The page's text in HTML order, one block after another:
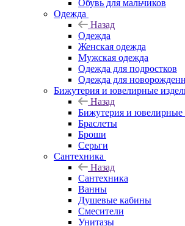
Обувь для мальчиков
Одежда
Назад
Одежда
Женская одежда
Мужская одежда
Одежда для подростков
Одежда для
Бижутерия и ювелирные
Назад
Бижутерия и ювелирные
Браслеты
Броши
Серьги
Сантехника
Назад
Сантехника
Ванны
Душевые кабины
Смесители
Унитазы